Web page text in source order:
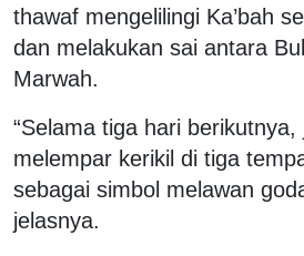
thawaf mengelilingi Ka’bah
dan melakukan sai antara
Marwah.
“Selama tiga hari
melempar kerikil di tiga
sebagai simbol melawan
jelasnya.